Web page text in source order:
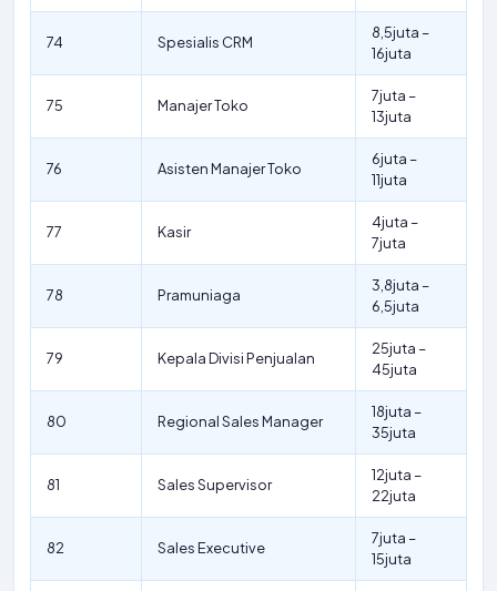
74 Spesialis CRM
8,5juta –
16juta
75 Manajer Toko
7juta –
13juta
76 Asisten Manajer Toko
6juta –
11juta
77 Kasir
4juta –
7juta
78 Pramuniaga
3,8juta –
6,5juta
79 Kepala Divisi Penjualan
25juta –
45juta
80 Regional Sales Manager
18juta –
35juta
81 Sales Supervisor
12juta –
22juta
82 Sales Executive
7juta –
15juta